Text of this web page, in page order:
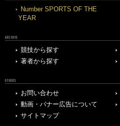
Number SPORTS OF THE
YEAR
ARCHIVE
競技から探す
著者から探す
OTHERS
お問い合わせ
動画・バナー広告について
サイトマップ